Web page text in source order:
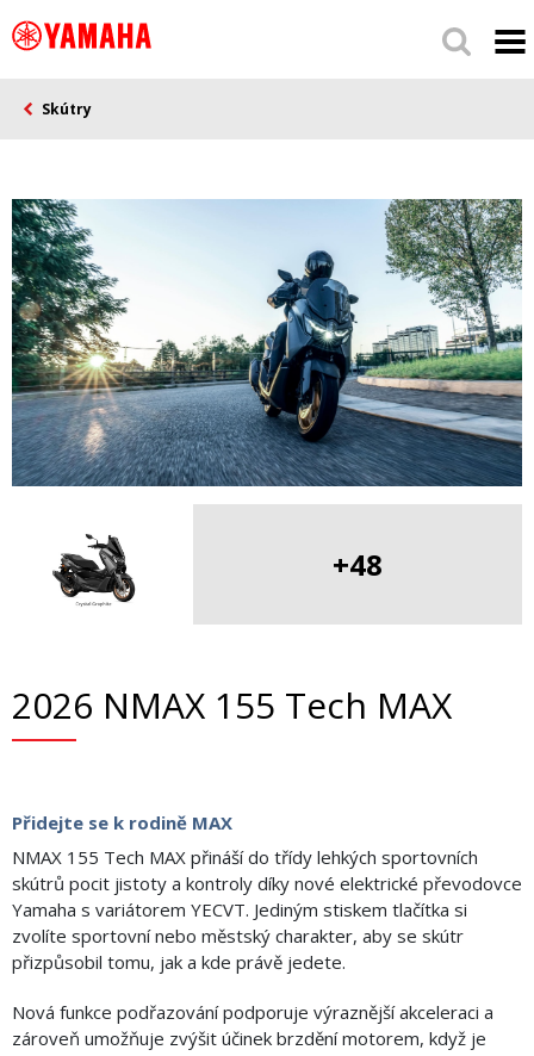
Skútry
+48
2026 NMAX 155 Tech MAX
Přidejte se k rodině MAX
NMAX 155 Tech MAX přináší do třídy lehkých sportovních
skútrů pocit jistoty a kontroly díky nové elektrické převodovce
Yamaha s variátorem YECVT. Jediným stiskem tlačítka si
zvolíte sportovní nebo městský charakter, aby se skútr
přizpůsobil tomu, jak a kde právě jedete.
Nová funkce podřazování podporuje výraznější akceleraci a
zároveň umožňuje zvýšit účinek brzdění motorem, když je